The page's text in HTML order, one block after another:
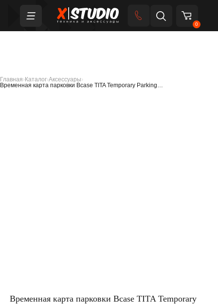
0
Главная› Каталог›Аксессуары›
Временная карта парковки Bcase TITA Temporary Parking…
Временная карта парковки Bcase TITA Temporary